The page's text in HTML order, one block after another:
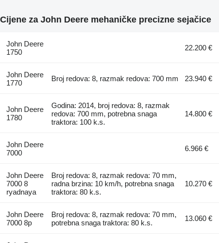
Cijene za John Deere mehaničke precizne sejačice
John Deere
1750
22.200 €
John Deere
1770
Broj redova: 8, razmak redova: 700 mm 23.940 €
John Deere
1780
Godina: 2014, broj redova: 8, razmak
redova: 700 mm, potrebna snaga
traktora: 100 k.s.
14.800 €
John Deere
7000
6.966 €
John Deere
7000 8
ryadnaya
Broj redova: 8, razmak redova: 70 mm,
radna brzina: 10 km/h, potrebna snaga
traktora: 80 k.s.
10.270 €
John Deere
7000 8p
Broj redova: 8, razmak redova: 70 mm,
potrebna snaga traktora: 80 k.s.
13.060 €